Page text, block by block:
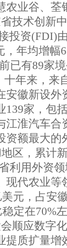
农业谷、荃
技术创新
资(FDI)由
，年均增幅
已有89家
年来，来
徽新设外
139家，包
江淮汽车合
资额最大的
区，累计
用外资领
现代农业等
元，占安
稳定在
顺应数字
提质扩量增